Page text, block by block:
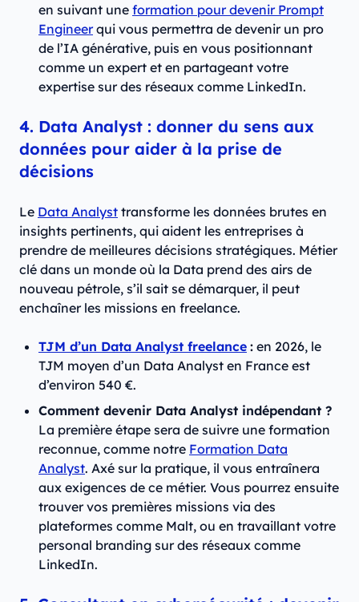
en suivant une formation pour devenir Prompt
Engineerqui vous permettra de devenir un pro
de l’IA générative, puis en vous positionnant
comme un expert et en partageant votre
expertise sur des réseaux comme LinkedIn.
4. Data Analyst : donner du sens aux
données pour aider à la prise de
décisions
Le Data Analyst transforme les données brutes en
insights pertinents, qui aident les entreprises à
prendre de meilleures décisions stratégiques. Métier
clé dans un monde où la Data prend des airs de
nouveau pétrole, s’il sait se démarquer, il peut
enchaîner les missions en freelance.
TJM d’un Data Analyst freelance : en 2026, le
TJM moyen d’un Data Analyst en France est
d’environ 540 €.
Comment devenir Data Analyst indépendant ?
La première étape sera de suivre une formation
reconnue, comme notre Formation Data
Analyst. Axé sur la pratique, il vous entraînera
aux exigences de ce métier. Vous pourrez ensuite
trouver vos premières missions via des
plateformes comme Malt, ou en travaillant votre
personal branding sur des réseaux comme
LinkedIn.